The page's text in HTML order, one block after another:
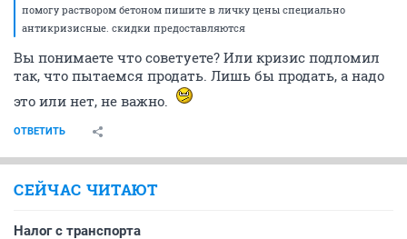
помогу раствором бетоном пишите в личку цены специально
антикризисные. скидки предоставляются
Вы понимаете что советуете? Или кризис подломил
так, что пытаемся продать. Лишь бы продать, а надо
это или нет, не важно.
ОТВЕТИТЬ
СЕЙЧАС ЧИТАЮТ
Налог с транспорта